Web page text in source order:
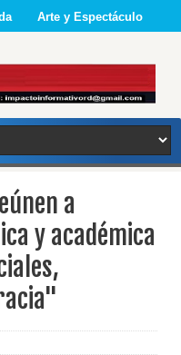
Arte y Espectáculo
a
y académica